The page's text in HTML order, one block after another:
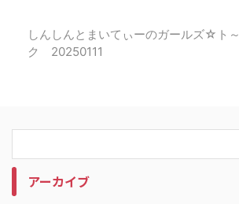
しんしんとまいてぃーのガールズ☆ト～
ク 20250111
アーカイブ